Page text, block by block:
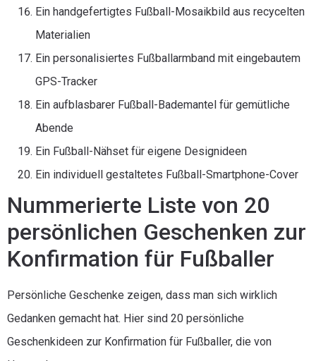
Ein handgefertigtes Fußball-Mosaikbild aus recycelten
Materialien
Ein personalisiertes Fußballarmband mit eingebautem
GPS-Tracker
Ein aufblasbarer Fußball-Bademantel für gemütliche
Abende
Ein Fußball-Nähset für eigene Designideen
Ein individuell gestaltetes Fußball-Smartphone-Cover
Nummerierte Liste von 20
persönlichen Geschenken zur
Konfirmation für Fußballer
Persönliche Geschenke zeigen, dass man sich wirklich
Gedanken gemacht hat. Hier sind 20 persönliche
Geschenkideen zur Konfirmation für Fußballer, die von